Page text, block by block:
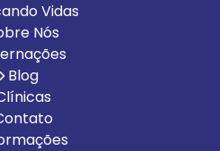
Vidas
Nós
Blog